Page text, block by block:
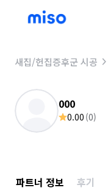
새집/헌집증후군 시공
000
0.00 (0)
파트너 정보 후기